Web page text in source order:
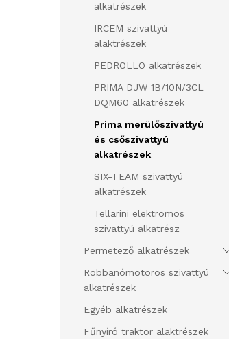
alkatrészek
IRCEM szivattyú
alaktrészek
PEDROLLO alkatrészek
PRIMA DJW 1B/10N/3CL
DQM60 alkatrészek
Prima merülőszivattyú
és csőszivattyú
alkatrészek
SIX-TEAM szivattyú
alkatrészek
Tellarini elektromos
szivattyú alkatrész
Permetező alkatrészek
Robbanómotoros szivattyú
alkatrészek
Egyéb alkatrészek
Fűnyíró traktor alaktrészek